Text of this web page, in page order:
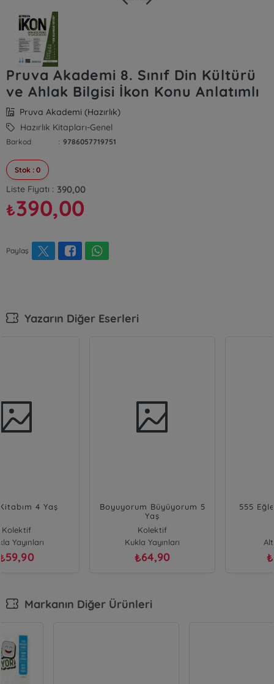
Pruva Akademi 8. Sınıf Din Kültürü
ve Ahlak Bilgisi İkon Konu Anlatımlı
Pruva Akademi (Hazırlık)
Hazırlık Kitapları-Genel
Barkod : 9786057719751
Stok : 0
Liste Fiyatı : 390,00
₺390,00
Paylaş
Yazarın Diğer Eserleri
Boyuyorum Büyüyorum 5
Kukla Yayınları
555 Eğlenceli Çıkartma
Markanın Diğer Ürünleri